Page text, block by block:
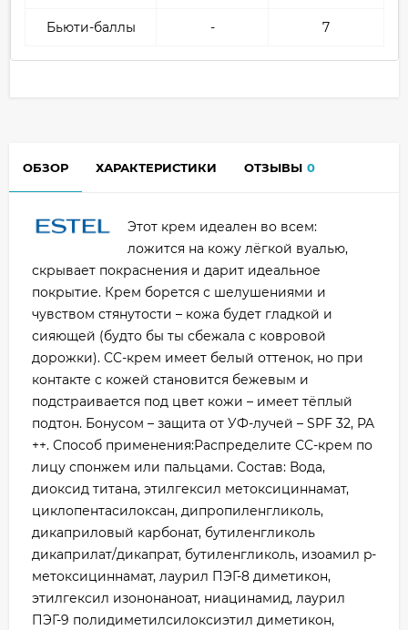
Бьюти-баллы - 7
ОБЗОР ХАРАКТЕРИСТИКИ ОТЗЫВЫ 0
Этот крем идеален во всем:
ложится на кожу лёгкой вуалью,
скрывает покраснения и дарит идеальное
покрытие. Крем борется с шелушениями и
чувством стянутости – кожа будет гладкой и
сияющей (будто бы ты сбежала с ковровой
дорожки). CC-крем имеет белый оттенок, но при
контакте с кожей становится бежевым и
подстраивается под цвет кожи – имеет тёплый
подтон. Бонусом – защита от УФ-лучей – SPF 32, PA
++. Способ применения:Распределите СС-крем по
лицу спонжем или пальцами. Состав: Вода,
диоксид титана, этилгексил метоксициннамат,
циклопентасилоксан, дипропиленгликоль,
дикаприловый карбонат, бутиленгликоль
дикаприлат/дикапрат, бутиленгликоль, изоамил p-
метоксициннамат, лаурил ПЭГ-8 диметикон,
этилгексил изононаноат, ниацинамид, лаурил
ПЭГ-9 полидиметилсилоксиэтил диметикон,